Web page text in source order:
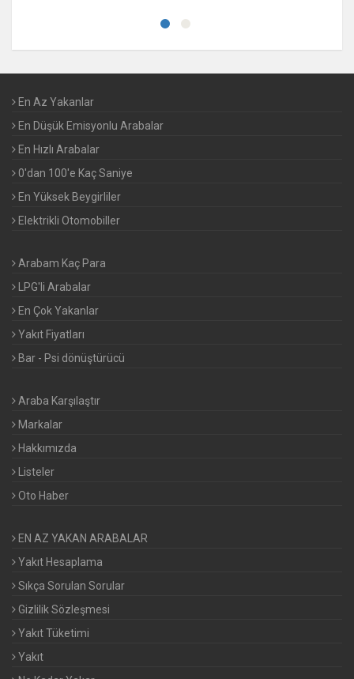
En Az Yakanlar
En Düşük Emisyonlu Arabalar
En Hızlı Arabalar
0'dan 100'e Kaç Saniye
En Yüksek Beygirliler
Elektrikli Otomobiller
Arabam Kaç Para
LPG'li Arabalar
En Çok Yakanlar
Yakıt Fiyatları
Bar - Psi dönüştürücü
Araba Karşılaştır
Markalar
Hakkımızda
Listeler
Oto Haber
EN AZ YAKAN ARABALAR
Yakıt Hesaplama
Sıkça Sorulan Sorular
Gizlilik Sözleşmesi
Yakıt Tüketimi
Yakıt